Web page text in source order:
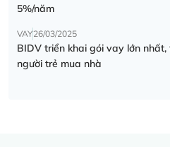
5%/năm
VAY26/03/2025
BIDV triển khai gói vay lớn
người trẻ mua nhà